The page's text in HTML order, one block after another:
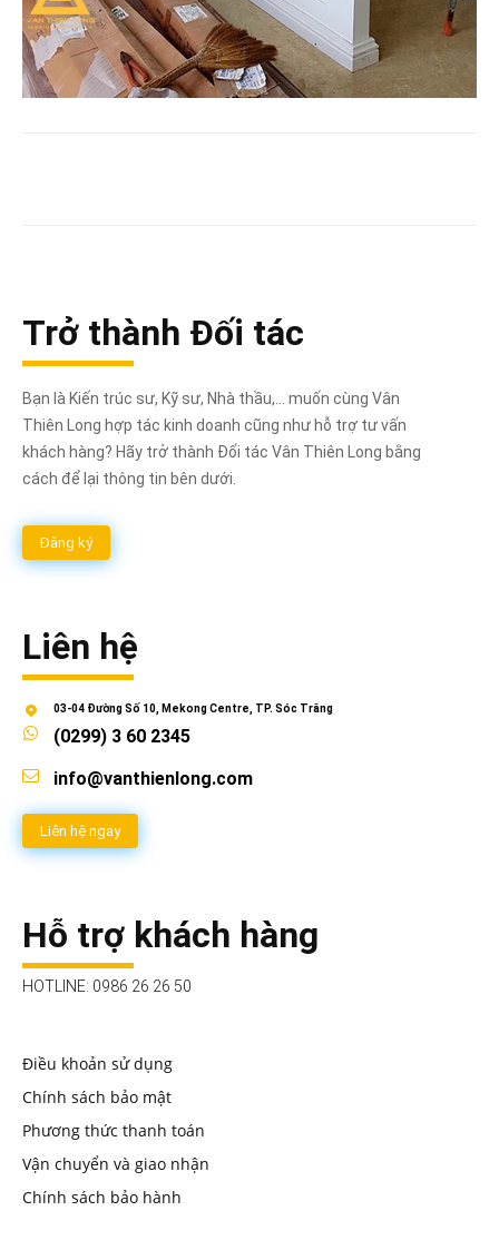
Trở thành Đối tác
Bạn là Kiến trúc sư, Kỹ sư, Nhà thầu,... muốn cùng Vân
Thiên Long hợp tác kinh doanh cũng như hỗ trợ tư vấn
khách hàng? Hãy trở thành Đối tác Vân Thiên Long bằng
cách để lại thông tin bên dưới.
Đăng ký
Liên hệ
03-04 Đường Số 10, Mekong Centre, TP. Sóc Trăng
(0299) 3 60 2345
info@vanthienlong.com
Liên hệ ngay
Hỗ trợ khách hàng
HOTLINE: 0986 26 26 50
Điều khoản sử dụng
Chính sách bảo mật
Phương thức thanh toán
Vận chuyển và giao nhận
Chính sách bảo hành